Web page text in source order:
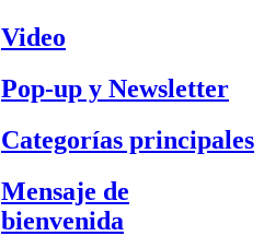
Video
Pop-up y Newsletter
Categorías principales
Mensaje de
bienvenida